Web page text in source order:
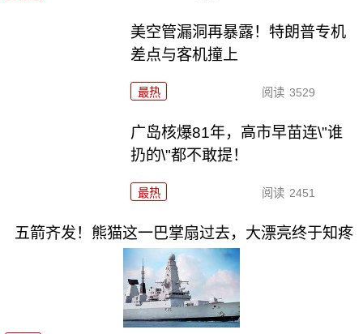
美空管漏洞再暴露！特朗普专机
差点与客机撞上
最热 阅读 3529
广岛核爆81年，高市早苗连\"谁
扔的\"都不敢提！
最热 阅读 2451
五箭齐发！熊猫这一巴掌扇过去，大漂亮终于知疼